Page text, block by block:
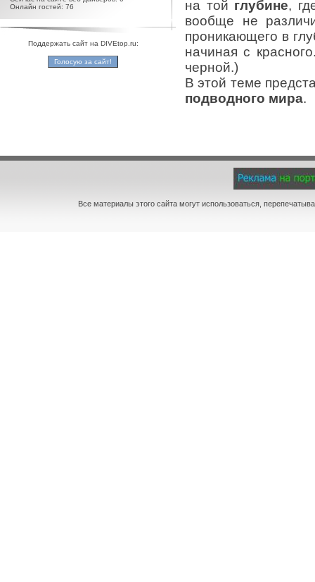
Онлайн гостей: 76
Поддержать сайт на DIVEtop.ru:
на той глубине,
вообще не
проникающего в
начиная с
черной.)
В этой теме
подводного мира.
Все материалы этого сайта могут использоваться,